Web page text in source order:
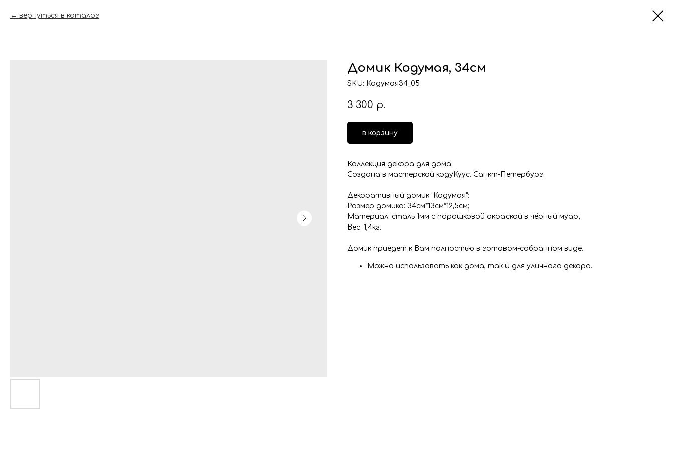
вернуться в каталог
Домик Кодумая, 34см
SKU: Кодумая34_05
3 300 р.
в корзину
Коллекция декора для дома.
Создана в мастерской кодуКуус. Санкт-Петербург.
Декоративный домик "Кодумая":
Размер домика: 34см*13см*12,5см;
Материал: сталь 1мм с порошковой окраской в чёрный муар;
Вес: 1,4кг.
Домик приедет к Вам полностью в готовом-собранном виде.
Можно использовать как дома, так и для уличного декора.